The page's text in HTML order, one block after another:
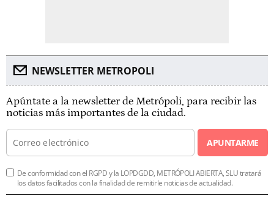
NEWSLETTER METROPOLI
Apúntate a la newsletter de Metrópoli, para recibir las
noticias más importantes de la ciudad.
APUNTARME
De conformidad con el RGPD y la LOPDGDD, METRÓPOLI ABIERTA, SLU tratará
los datos facilitados con la finalidad de remitirle noticias de actualidad.